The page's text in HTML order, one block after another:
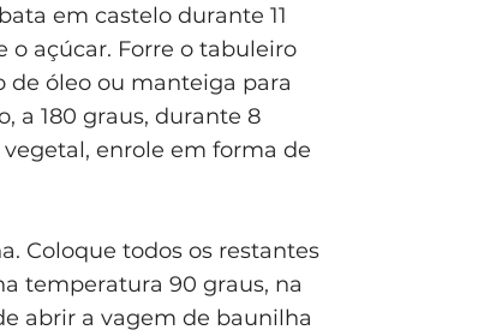
em castelo durante 11
o açúcar. Forre o tabuleiro
óleo ou manteiga para
a 180 graus, durante 8
enrole em forma de
Coloque todos os restantes
temperatura 90 graus, na
abrir a vagem de baunilha